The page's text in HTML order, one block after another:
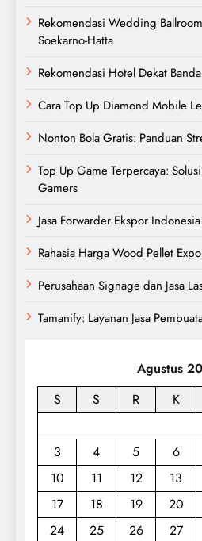
Rekomendasi Wedding
Soekarno-Hatta
Rekomendasi Hotel Dekat
Cara Top Up Diamond Mobile
Nonton Bola Gratis: Panduan
Top Up Game Terpercaya:
Gamers
Jasa Forwarder Ekspor
Rahasia Harga Wood Pellet
Perusahaan Signage dan Jasa
Tamanify: Layanan Jasa
Agustus
S
S R K
3
4 5 6
10
11 12 13
17
18 19 20
24
25 26 27